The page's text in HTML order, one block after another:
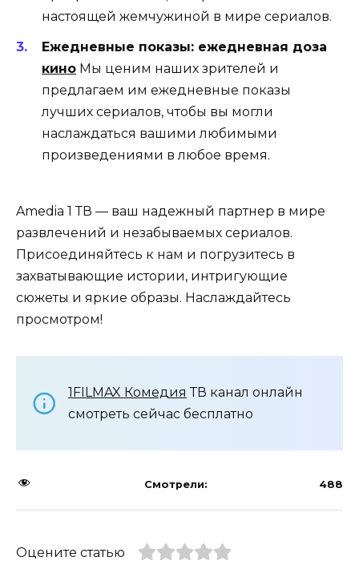
настоящей жемчужиной в мире сериалов.
Ежедневные показы: ежедневная доза
кино Мы ценим наших зрителей и
предлагаем им ежедневные показы
лучших сериалов, чтобы вы могли
наслаждаться вашими любимыми
произведениями в любое время.
Amedia 1 ТВ — ваш надежный партнер в мире
развлечений и незабываемых сериалов.
Присоединяйтесь к нам и погрузитесь в
захватывающие истории, интригующие
сюжеты и яркие образы. Наслаждайтесь
просмотром!
1FILMAX Комедия ТВ канал онлайн
смотреть сейчас бесплатно
Смотрели: 488
Оцените статью